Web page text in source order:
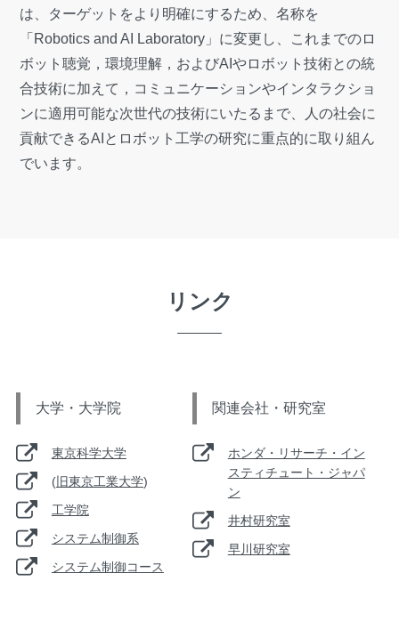
は、ターゲットをより明確にするため、名称を
「Robotics and AI Laboratory」に変更し、これまでのロ
ボット聴覚，環境理解，およびAIやロボット技術との統
合技術に加えて，コミュニケーションやインタラクショ
ンに適用可能な次世代の技術にいたるまで、人の社会に
貢献できるAIとロボット工学の研究に重点的に取り組ん
でいます。
リンク
大学・大学院
東京科学大学
(旧東京工業大学)
工学院
システム制御系
システム制御コース
関連会社・研究室
ホンダ・リサーチ・イン
スティチュート・ジャパ
ン
井村研究室
早川研究室